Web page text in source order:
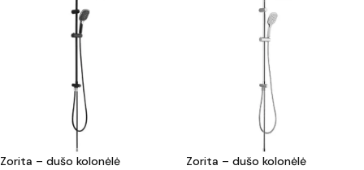
Zorita – dušo kolonėlė Zorita – dušo kolonėlė